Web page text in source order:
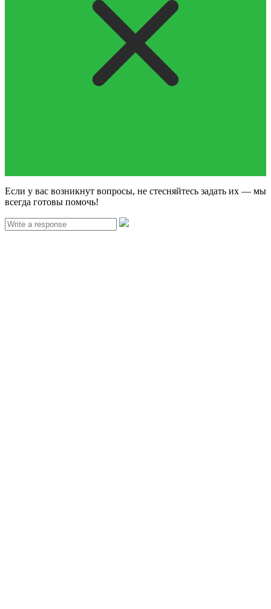
Если у вас возникнут вопросы, не стесняйтесь задать их — мы
всегда готовы помочь!